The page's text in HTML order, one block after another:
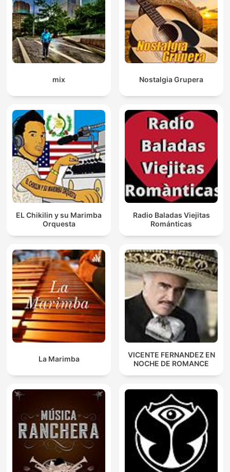
mix Nostalgia Grupera
EL Chikilin y su Marimba
Orquesta
Radio Baladas Viejitas
Románticas
La Marimba
VICENTE FERNANDEZ EN
NOCHE DE ROMANCE